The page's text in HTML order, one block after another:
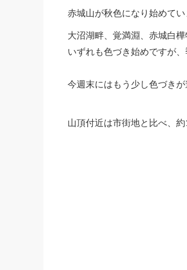
赤城山が秋色になり始めてい
大沼湖畔、覚満淵、赤城白
いずれも色づき始めですが
今週末にはもう少し色づきが
山頂付近は市街地と比べ、